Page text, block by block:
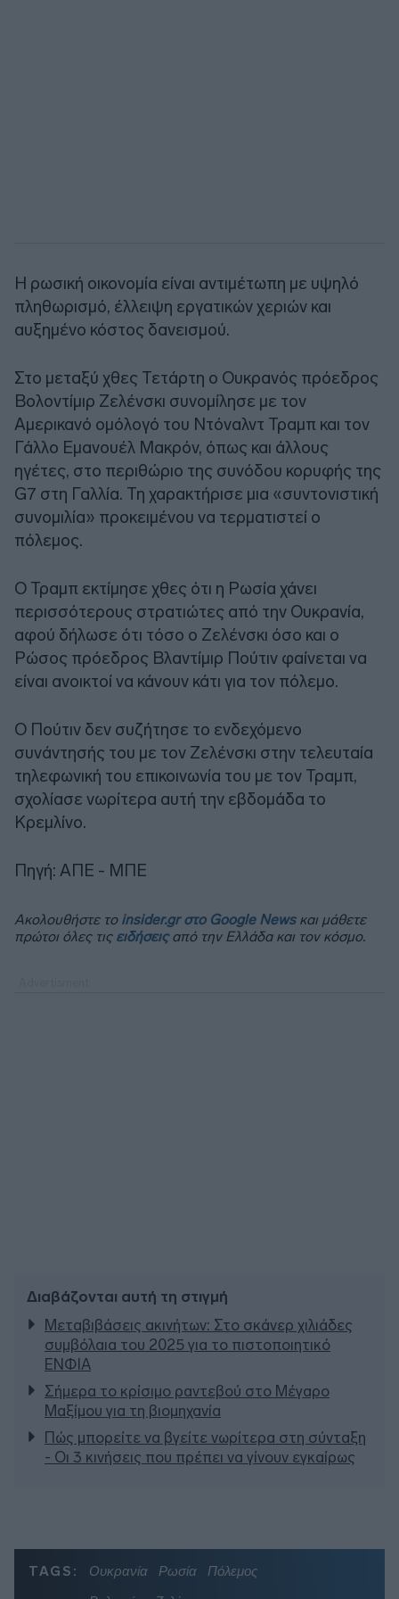
Η ρωσική οικονομία είναι αντιμέτωπη με υψηλό
πληθωρισμό, έλλειψη εργατικών χεριών και
αυξημένο κόστος δανεισμού.
Στο μεταξύ χθες Τετάρτη ο Ουκρανός πρόεδρος
Βολοντίμιρ Ζελένσκι συνομίλησε με τον
Αμερικανό ομόλογό του Ντόναλντ Τραμπ και τον
Γάλλο Εμανουέλ Μακρόν, όπως και άλλους
ηγέτες, στο περιθώριο της συνόδου κορυφής της
G7 στη Γαλλία. Τη χαρακτήρισε μια «συντονιστική
συνομιλία» προκειμένου να τερματιστεί ο
πόλεμος.
Ο Τραμπ εκτίμησε χθες ότι η Ρωσία χάνει
περισσότερους στρατιώτες από την Ουκρανία,
αφού δήλωσε ότι τόσο ο Ζελένσκι όσο και ο
Ρώσος πρόεδρος Βλαντίμιρ Πούτιν φαίνεται να
είναι ανοικτοί να κάνουν κάτι για τον πόλεμο.
Ο Πούτιν δεν συζήτησε το ενδεχόμενο
συνάντησής του με τον Ζελένσκι στην τελευταία
τηλεφωνική του επικοινωνία του με τον Τραμπ,
σχολίασε νωρίτερα αυτή την εβδομάδα το
Κρεμλίνο.
Πηγή: ΑΠΕ - ΜΠΕ
Ακολουθήστε το insider.gr στο Google Newsκαι μάθετε
πρώτοι όλες τις ειδήσειςαπό την Ελλάδα και τον κόσμο.
Διαβάζονται αυτή τη στιγμή
Μεταβιβάσεις ακινήτων: Στο σκάνερ χιλιάδες
συμβόλαια του 2025 για το πιστοποιητικό
ΕΝΦΙΑ
Σήμερα το κρίσιμο ραντεβού στο Μέγαρο
Μαξίμου για τη βιομηχανία
Πώς μπορείτε να βγείτε νωρίτερα στη σύνταξη
- Οι 3 κινήσεις που πρέπει να γίνουν εγκαίρως
TAGS: Ουκρανία Ρωσία
Πόλεμος